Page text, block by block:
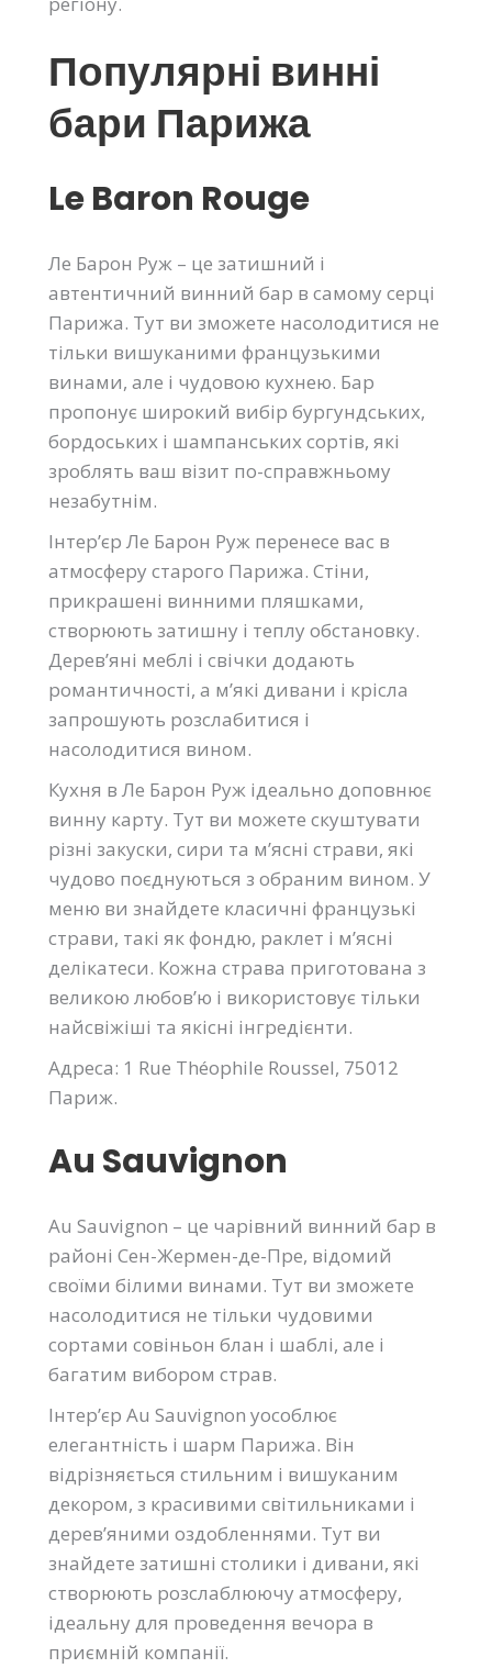
Популярні винні
бари Парижа
Le Baron Rouge
Ле Барон Руж – це затишний і
автентичний винний бар в самому серці
Парижа. Тут ви зможете насолодитися не
тільки вишуканими французькими
винами, але і чудовою кухнею. Бар
пропонує широкий вибір бургундських,
бордоських і шампанських сортів, які
зроблять ваш візит по-справжньому
незабутнім.
Інтер’єр Ле Барон Руж перенесе вас в
атмосферу старого Парижа. Стіни,
прикрашені винними пляшками,
створюють затишну і теплу обстановку.
Дерев’яні меблі і свічки додають
романтичності, а м’які дивани і крісла
запрошують розслабитися і
насолодитися вином.
Кухня в Ле Барон Руж ідеально доповнює
винну карту. Тут ви можете скуштувати
різні закуски, сири та м’ясні страви, які
чудово поєднуються з обраним вином. У
меню ви знайдете класичні французькі
страви, такі як фондю, раклет і м’ясні
делікатеси. Кожна страва приготована з
великою любов’ю і використовує тільки
найсвіжіші та якісні інгредієнти.
Адреса: 1 Rue Théophile Roussel, 75012
Париж.
Au Sauvignon
Au Sauvignon – це чарівний винний бар в
районі Сен-Жермен-де-Пре, відомий
своїми білими винами. Тут ви зможете
насолодитися не тільки чудовими
сортами совіньон блан і шаблі, але і
багатим вибором страв.
Інтер’єр Au Sauvignon уособлює
елегантність і шарм Парижа. Він
відрізняється стильним і вишуканим
декором, з красивими світильниками і
дерев’яними оздобленнями. Тут ви
знайдете затишні столики і дивани, які
створюють розслаблюючу атмосферу,
ідеальну для проведення вечора в
приємній компанії.